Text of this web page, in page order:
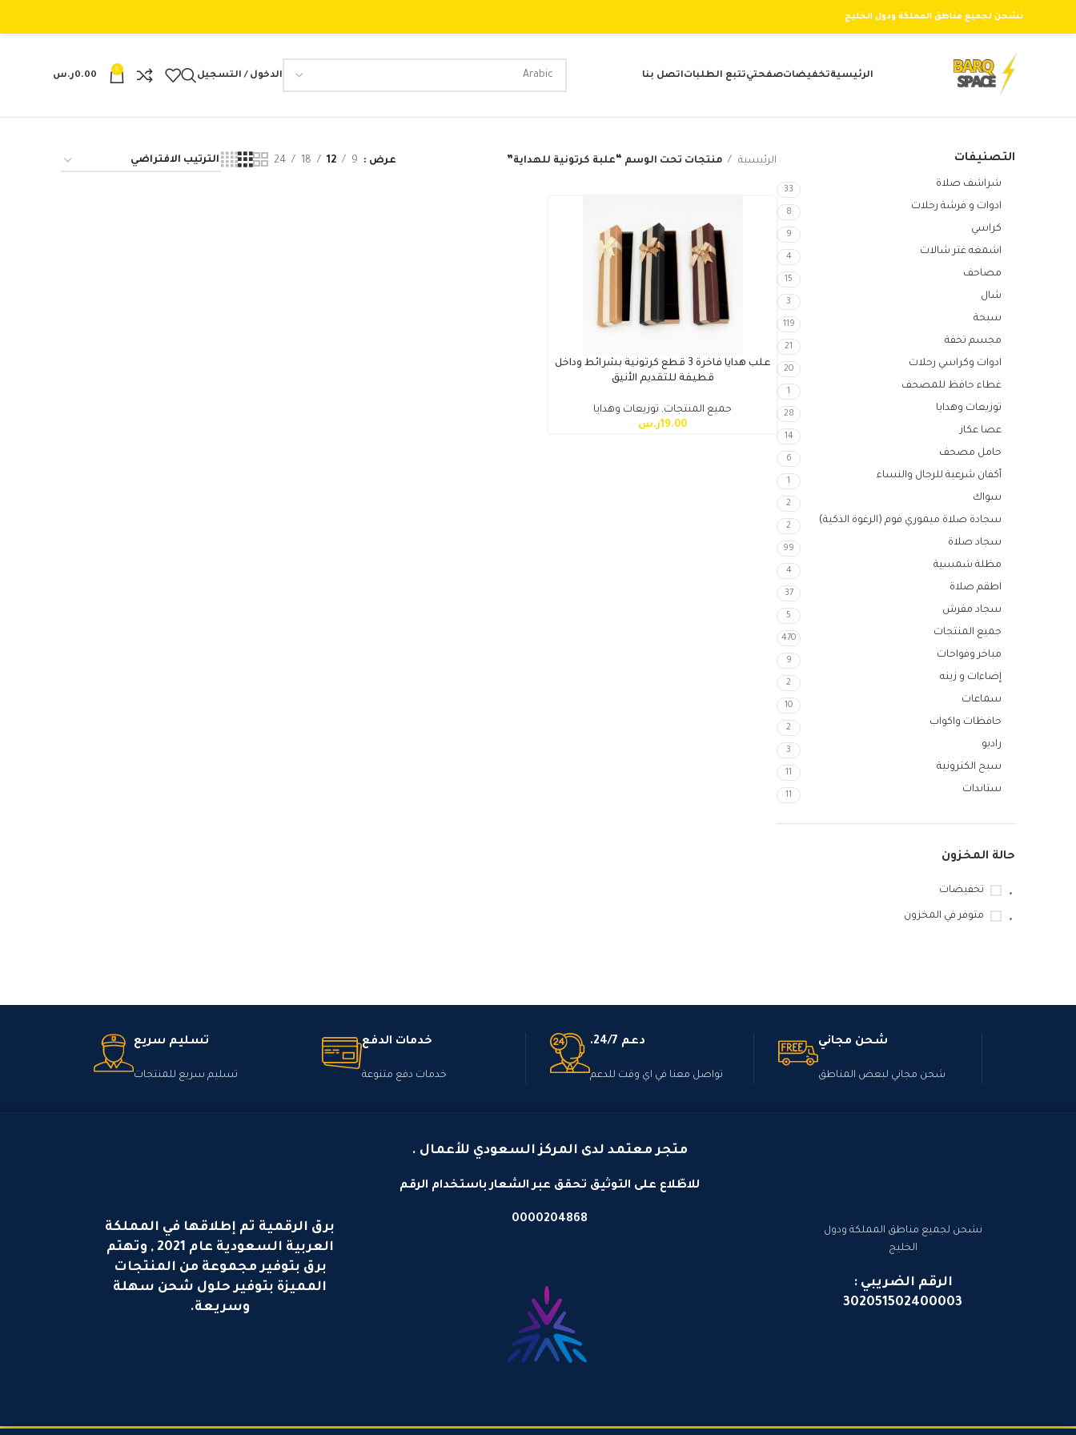
نشحن لجميع مناطق المملكة ودول الخليج
الرئيسيةتخفيضاتصفحتيتتبع الطلباتاتصل بنا الدخول / التسجيل
0
0.00ر.س
التصنيفات
شراشف صلاة 33
ادوات و فرشة رحلات 8
كراسي 9
اشمغه غتر شالات 4
مصاحف 15
شال 3
سبحة 119
مجسم تحفة 21
ادوات وكراسي رحلات 20
غطاء حافظ للمصحف 1
توزيعات وهدايا 28
عصا عكاز 14
حامل مصحف 6
أكفان شرعية للرجال والنساء 1
سواك 2
سجادة صلاة ميموري فوم (الرغوة الذكية) 2
سجاد صلاة 99
مظلة شمسية 4
اطقم صلاة 37
سجاد مفرش 5
جميع المنتجات 470
مباخر وفواحات 9
إضاءات و زينه 2
سماعات 10
حافظات واكواب 2
راديو 3
سبح الكترونية 11
ستاندات 11
حالة المخزون
تخفيضات
متوفر في المخزون
الرئيسية منتجات تحت الوسم “علبة كرتونية للهداية” عرض 9
12
18
24
علب هدايا فاخرة 3 قطع كرتونية بشرائط وداخل
قطيفة للتقديم الأنيق
جميع المنتجات, توزيعات وهدايا
19.00 ر.س
شحن مجاني
شحن مجاني لبعض المناطق
دعم 24/7.
تواصل معنا في اي وقت للدعم
خدمات الدفع
خدمات دفع متنوعة
تسليم سريع
تسليم سريع للمنتجات
نشحن لجميع مناطق المملكة ودول
الخليج
الرقم الضريبي :
302051502400003
متجر معتمد لدى المركز السعودي للأعمال .
للاطّلاع على التوثيق تحقق عبر الشعار باستخدام الرقم
0000204868
برق الرقمية تم إطلاقها في المملكة
العربية السعودية عام 2021 , وتهتم
برق بتوفير مجموعة من المنتجات
المميزة بتوفير حلول شحن سهلة
وسريعة.